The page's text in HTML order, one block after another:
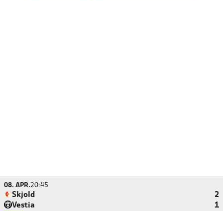
08. APR.20:45
Skjold
2
Vestia
1